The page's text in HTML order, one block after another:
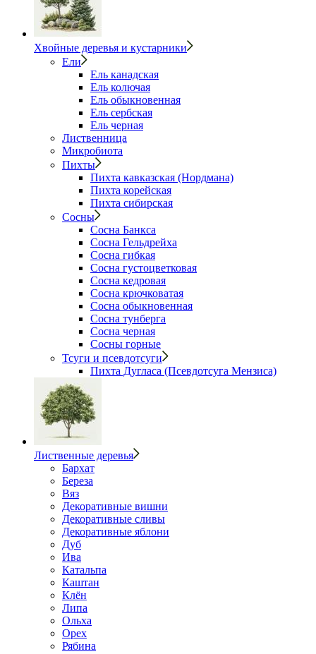
Хвойные деревья и кустарники
Ели
Ель канадская
Ель колючая
Ель обыкновенная
Ель сербская
Ель черная
Лиственница
Микробиота
Пихты
Пихта кавказская (Нордмана)
Пихта корейская
Пихта сибирская
Сосны
Сосна Банкса
Сосна Гельдрейха
Сосна гибкая
Сосна густоцветковая
Сосна кедровая
Сосна крючковатая
Сосна обыкновенная
Сосна тунберга
Сосна черная
Сосны горные
Тсуги и псевдотсуги
Пихта Дугласа (Псевдотсуга Мензиса)
Лиственные деревья
Бархат
Береза
Вяз
Декоративные вишни
Декоративные сливы
Декоративные яблони
Дуб
Ива
Катальпа
Каштан
Клён
Липа
Ольха
Орех
Рябина